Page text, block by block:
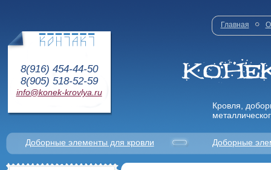
8(916) 454-44-50
8(905) 518-52-59
info@konek-krovlya.ru
Главная О
Кровля,
Доборные элементы для кровли Доборные